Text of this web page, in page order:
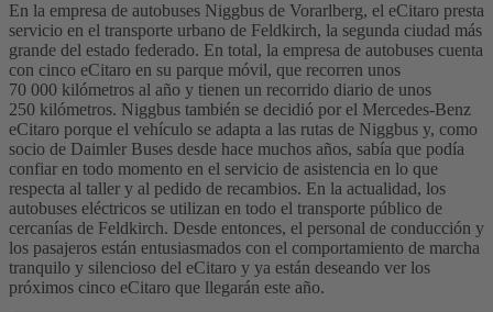
En la empresa de autobuses Niggbus de Vorarlberg, el eCitaro presta
servicio en el transporte urbano de Feldkirch, la segunda ciudad más
grande del estado federado. En total, la empresa de autobuses cuenta
con cinco eCitaro en su parque móvil, que recorren unos
70 000 kilómetros al año y tienen un recorrido diario de unos
250 kilómetros. Niggbus también se decidió por el Mercedes-Benz
eCitaro porque el vehículo se adapta a las rutas de Niggbus y, como
socio de Daimler Buses desde hace muchos años, sabía que podía
confiar en todo momento en el servicio de asistencia en lo que
respecta al taller y al pedido de recambios. En la actualidad, los
autobuses eléctricos se utilizan en todo el transporte público de
cercanías de Feldkirch. Desde entonces, el personal de conducción y
los pasajeros están entusiasmados con el comportamiento de marcha
tranquilo y silencioso del eCitaro y ya están deseando ver los
próximos cinco eCitaro que llegarán este año.